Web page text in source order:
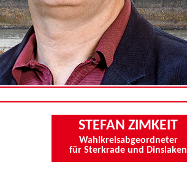
STEFAN ZIMKEIT
Wahlkreisabgeordneter
für Sterkrade und Dinslaken